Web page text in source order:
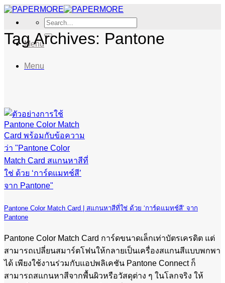
Skip
content
Search
for:
Menu
Menu
Tag Archives: Pantone
Pantone Color Match Card | สแกนหาสีที่ใช่ ด้วย ‘การ์ดแมทช์สี’ จาก
Pantone
Pantone Color Match Card การ์ดขนาดเล็กเท่าบัตรเครดิต แต่
สามารถเปลี่ยนสมาร์ตโฟนให้กลายเป็นเครื่องสแกนสีแบบพกพา
ได้ เพียงใช้งานร่วมกับแอปพลิเคชัน Pantone Connect ก็
สามารถสแกนหาสีจากพื้นผิวหรือวัสดุต่าง ๆ ในโลกจริง ให้